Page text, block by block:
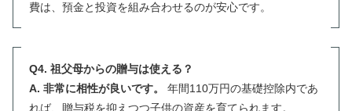
費は、預金と投資を組み合わせるのが安心です。
Q4. 祖父母からの贈与は使える？
A. 非常に相性が良いです。
年間110万円の基礎控除内であ
れば、贈与税を抑えつつ子供の資産を育てられます。